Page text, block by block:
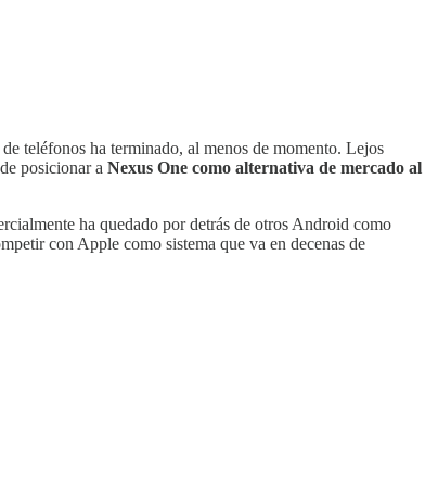
teléfonos ha terminado, al menos de momento. Lejos
posicionar a Nexus One como alternativa de mercado al
ha quedado por detrás de otros Android como
con Apple como sistema que va en decenas de